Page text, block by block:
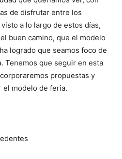
de disfrutar entre los
a lo largo de estos días,
buen camino, que el modelo
logrado que seamos foco de
Tenemos que seguir en esta
propuestas y
el modelo de feria.